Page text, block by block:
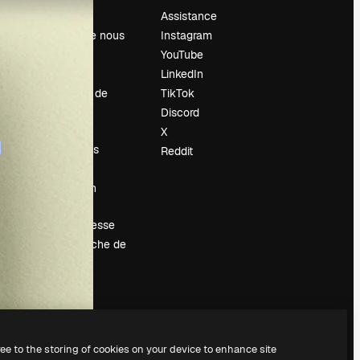
À propos de nous
Tendances de
Événements
Vendre mon
Salle de presse
À la recherche de
Assistance
Instagram
YouTube
LinkedIn
TikTok
Discord
X
Reddit
to the storing of cookies on your device to enhance site